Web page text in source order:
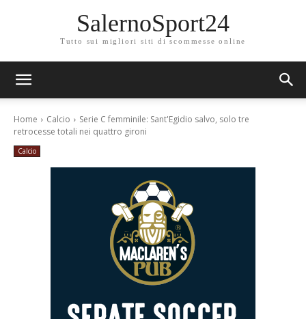
SalernoSport24
Tutto sui migliori siti di scommesse online
Home Calcio
Serie C femminile: Sant'Egidio salvo, solo tre
retrocesse totali nei quattro gironi
Calcio